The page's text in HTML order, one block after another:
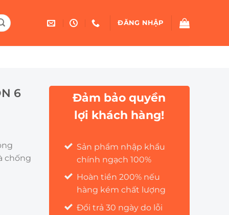
ĐĂNG NHẬP
6
chống
Đảm bảo quyền
lợi khách hàng!
Sản phẩm nhập khẩu
chính ngạch 100%
Hoàn tiền 200% nếu
hàng kém chất lượng
Đổi trả 30 ngày do lỗi